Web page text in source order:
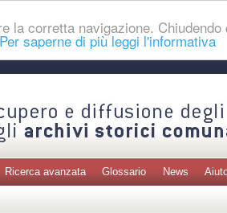
la corretta navigazione.
Per saperne di più leggi l'informativa
Ricerca avanzata Glossario News